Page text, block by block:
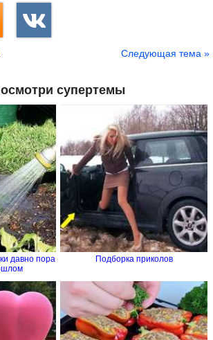
Следующая тема »
супертемы
давно пора
Подборка приколов